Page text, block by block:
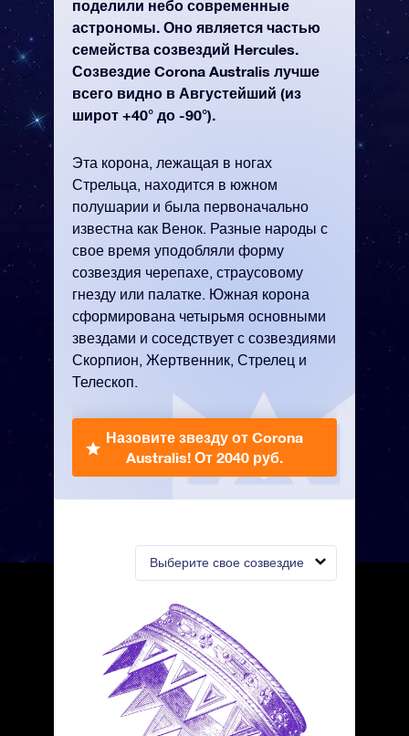
Выберите свое созвездие
поделили небо современные
астрономы. Оно является частью
семейства созвездий Hercules.
Созвездие Corona Australis лучше
всего видно в Августейший (из
широт +40° до -90°).
Эта корона, лежащая в ногах
Стрельца, находится в южном
полушарии и была первоначально
известна как Венок. Разные народы с
свое время уподобляли форму
созвездия черепахе, страусовому
гнезду или палатке. Южная корона
сформирована четырьмя основными
звездами и соседствует с созвездиями
Скорпион, Жертвенник, Стрелец и
Телескоп.
Назовите звезду от Corona
Australis! От 2040 руб.